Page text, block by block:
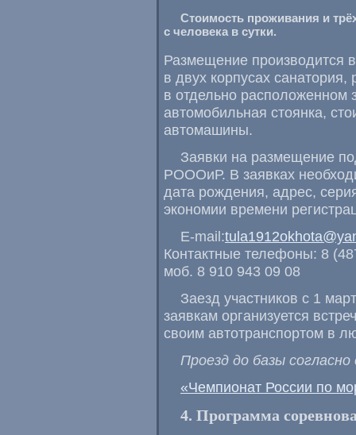
Стоимость проживания и
с человека в сутки.
Размещение производится
в двух корпусах
в отдельно расположенном
автомобильная стоянка,
автомашины.
Заявки на размещение
РОООиР. В заявках
дата рождения, адрес,
экономии времени
E-mail:
Контактные телефоны: 8
моб. 8 910 943 09 08
Заезд участников с 1
заявкам организуется
своим автотранспортом в
Проезд до базы согласно
«Чемпионат России по
4. Программа